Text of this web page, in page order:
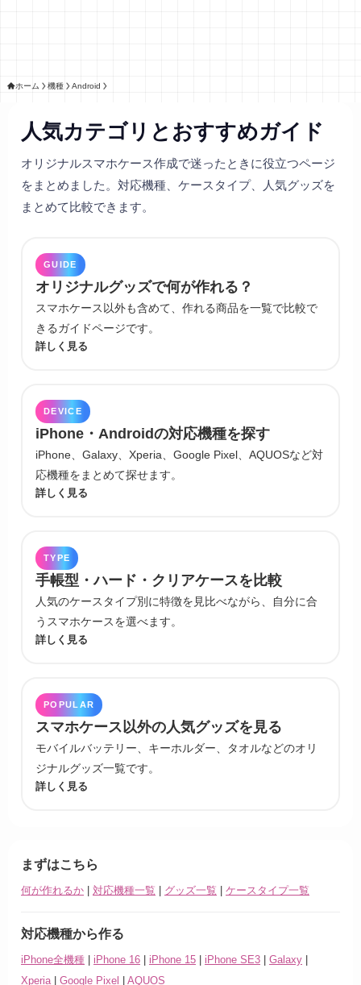
ホーム 機種 Android
人気カテゴリとおすすめガイド
オリジナルスマホケース作成で迷ったときに役立つページ
をまとめました。対応機種、ケースタイプ、人気グッズを
まとめて比較できます。
GUIDE
オリジナルグッズで何が作れる？
スマホケース以外も含めて、作れる商品を一覧で比較で
きるガイドページです。
詳しく見る
DEVICE
iPhone・Androidの対応機種を探す
iPhone、Galaxy、Xperia、Google Pixel、AQUOSなど対
応機種をまとめて探せます。
詳しく見る
TYPE
手帳型・ハード・クリアケースを比較
人気のケースタイプ別に特徴を見比べながら、自分に合
うスマホケースを選べます。
詳しく見る
POPULAR
スマホケース以外の人気グッズを見る
モバイルバッテリー、キーホルダー、タオルなどのオリ
ジナルグッズ一覧です。
詳しく見る
まずはこちら
何が作れるか | 対応機種一覧 | グッズ一覧 | ケースタイプ一覧
対応機種から作る
iPhone全機種 | iPhone 16 | iPhone 15 | iPhone SE3 | Galaxy |
Xperia | Google Pixel | AQUOS